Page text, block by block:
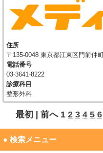
住所
〒135-0048 東京都江東区門前仲
電話番号
03-3641-8222
診療科目
整形外科
最初 | 前へ 1 2 3 4 5 6
● 検索メニュー